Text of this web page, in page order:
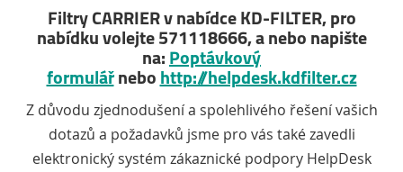
Filtry CARRIER v nabídce KD-FILTER, pro
nabídku volejte 571118666, a nebo napište
na: Poptávkový
formulářnebo http://helpdesk.kdfilter.cz
Z důvodu zjednodušení a spolehlivého řešení vašich
dotazů a požadavků jsme pro vás také zavedli
elektronický systém zákaznické podpory HelpDesk